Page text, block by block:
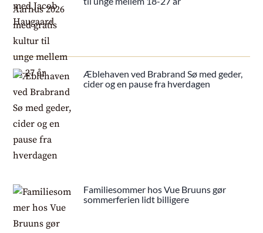
Æblehaven ved Brabrand Sø med geder,
cider og en pause fra hverdagen
Familiesommer hos Vue Bruuns gør
sommerferien lidt billigere